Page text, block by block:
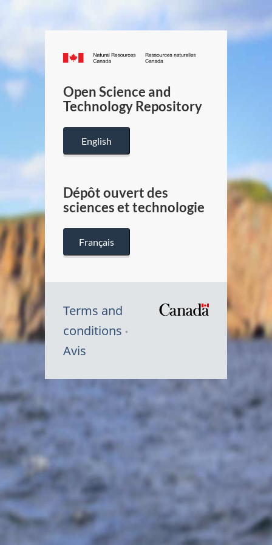
Canada.ca
/
Canada
Open Science and
Technology Repository
English
Dépôt ouvert des
sciences et technologie
Français
Terms and
conditions
Avis
Symbole
Canada